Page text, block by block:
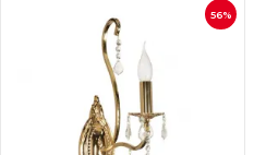
56%